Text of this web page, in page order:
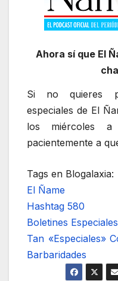
Ahora sí que El
Si no quieres
especiales de El
los miércoles
pacientemente a
Tags en Blogalaxia:
El Ñame
Hashtag 580
Boletines Especiales
Tan «Especiales»
Barbaridades